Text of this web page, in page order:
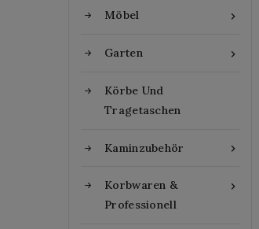

Möbel

Garten
Körbe Und
Tragetaschen

Kaminzubehör

Korbwaren &
Professionell